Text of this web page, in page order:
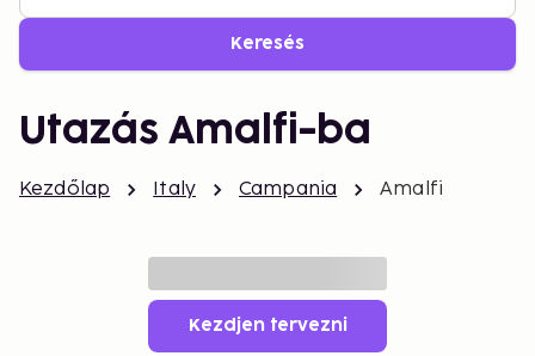
Keresés
Utazás Amalfi-ba
Kezdőlap Italy Campania Amalfi
Kezdjen tervezni